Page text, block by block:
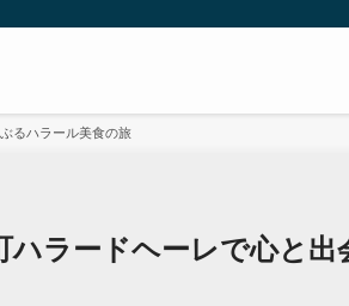
るハラール美食の旅
ハラードヘーレで心と